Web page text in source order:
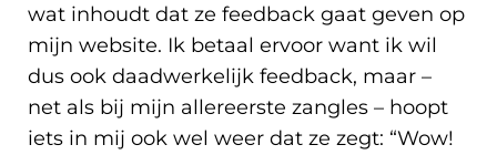
wat inhoudt dat ze feedback gaat geven op
mijn website. Ik betaal ervoor want ik wil
dus ook daadwerkelijk feedback, maar –
net als bij mijn allereerste zangles – hoopt
iets in mij ook wel weer dat ze zegt: “Wow!